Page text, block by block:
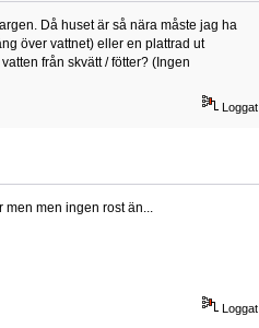
Då huset är så nära måste jag ha
över vattnet) eller en plattrad ut
från skvätt / fötter? (Ingen
Loggat
men ingen rost än...
Loggat